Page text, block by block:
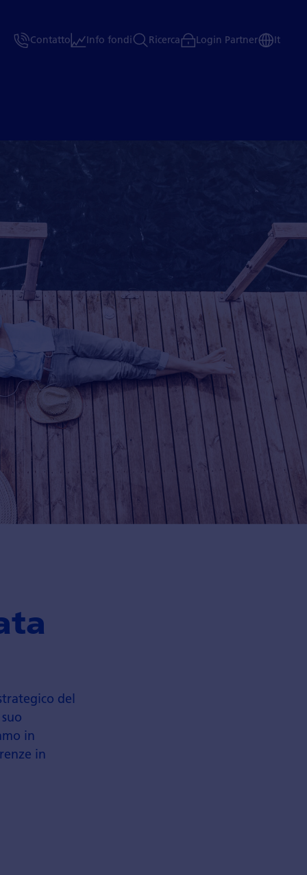
Contatto Info fondi Ricerca Login Partner It
del
in
in